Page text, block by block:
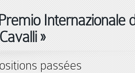
Internazionale
»
passées